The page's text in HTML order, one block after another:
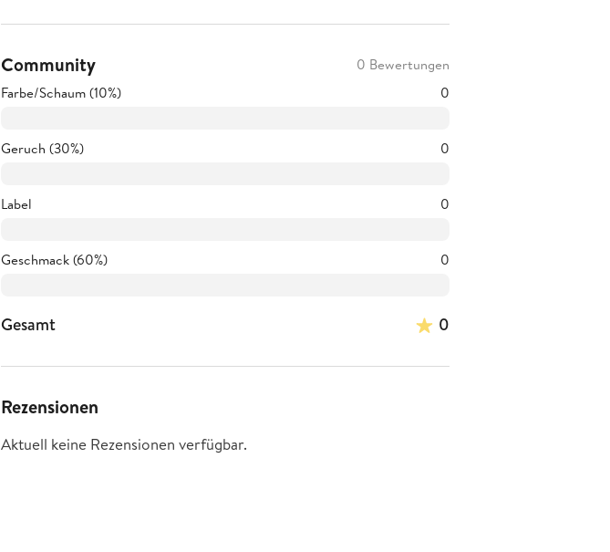
Community
0 Bewertungen
Farbe/Schaum (10%)
0
Geruch (30%) 0
Label 0
Geschmack (60%) 0
Gesamt 0
Rezensionen
Aktuell keine Rezensionen verfügbar.